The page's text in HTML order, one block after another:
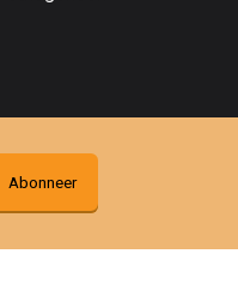
Abonneer